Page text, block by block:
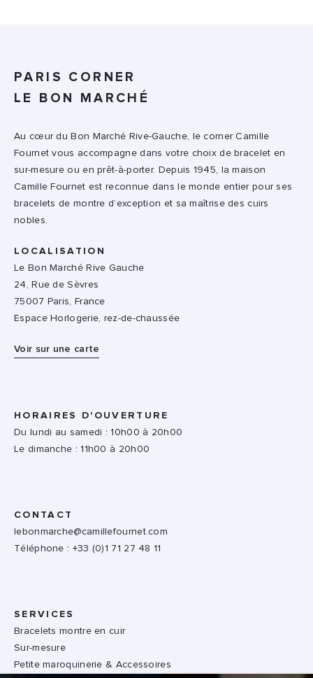
PARIS CORNER
LE BON MARCHÉ
Au cœur du Bon Marché Rive-Gauche, le corner Camille
Fournet vous accompagne dans votre choix de bracelet en
sur-mesure ou en prêt-à-porter. Depuis 1945, la maison
Camille Fournet est reconnue dans le monde entier pour ses
bracelets de montre d’exception et sa maîtrise des cuirs
nobles.
LOCALISATION
Le Bon Marché Rive Gauche
24, Rue de Sèvres
75007 Paris, France
Espace Horlogerie, rez-de-chaussée
Voir sur une carte
HORAIRES D'OUVERTURE
Du lundi au samedi : 10h00 à 20h00
Le dimanche : 11h00 à 20h00
CONTACT
lebonmarche@camillefournet.com
Téléphone : +33 (0)1 71 27 48 11
SERVICES
Bracelets montre en cuir
Sur-mesure
Petite maroquinerie & Accessoires